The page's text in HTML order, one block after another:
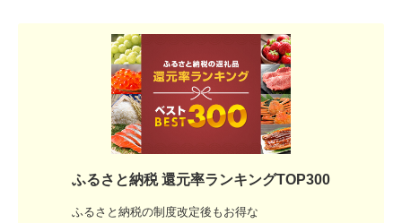
ふるさと納税 還元率ランキングTOP300
ふるさと納税の制度改定後もお得な